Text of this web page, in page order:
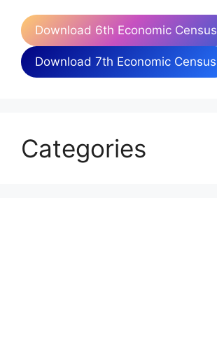
Download 6th Economic Census
Download 7th Economic Census
Categories